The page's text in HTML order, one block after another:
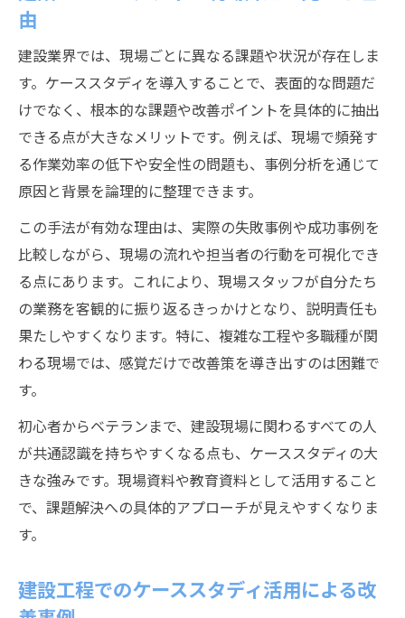
由
建設業界では、現場ごとに異なる課題や状況が存在しま
す。ケーススタディを導入することで、表面的な問題だ
けでなく、根本的な課題や改善ポイントを具体的に抽出
できる点が大きなメリットです。例えば、現場で頻発す
る作業効率の低下や安全性の問題も、事例分析を通じて
原因と背景を論理的に整理できます。
この手法が有効な理由は、実際の失敗事例や成功事例を
比較しながら、現場の流れや担当者の行動を可視化でき
る点にあります。これにより、現場スタッフが自分たち
の業務を客観的に振り返るきっかけとなり、説明責任も
果たしやすくなります。特に、複雑な工程や多職種が関
わる現場では、感覚だけで改善策を導き出すのは困難で
す。
初心者からベテランまで、建設現場に関わるすべての人
が共通認識を持ちやすくなる点も、ケーススタディの大
きな強みです。現場資料や教育資料として活用すること
で、課題解決への具体的アプローチが見えやすくなりま
す。
建設工程でのケーススタディ活用による改